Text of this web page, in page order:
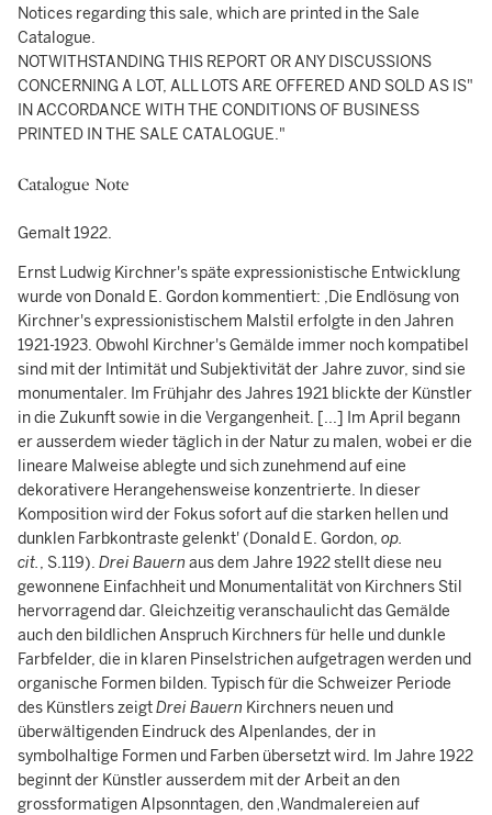
Notices regarding this sale, which are printed in the Sale
Catalogue.
NOTWITHSTANDING THIS REPORT OR ANY DISCUSSIONS
CONCERNING A LOT, ALL LOTS ARE OFFERED AND SOLD AS IS"
IN ACCORDANCE WITH THE CONDITIONS OF BUSINESS
PRINTED IN THE SALE CATALOGUE."
Catalogue Note
Gemalt 1922.
Ernst Ludwig Kirchner's späte expressionistische Entwicklung
wurde von Donald E. Gordon kommentiert: ,Die Endlösung von
Kirchner's expressionistischem Malstil erfolgte in den Jahren
1921-1923. Obwohl Kirchner's Gemälde immer noch kompatibel
sind mit der Intimität und Subjektivität der Jahre zuvor, sind sie
monumentaler. Im Frühjahr des Jahres 1921 blickte der Künstler
in die Zukunft sowie in die Vergangenheit. [...] Im April begann
er ausserdem wieder täglich in der Natur zu malen, wobei er die
lineare Malweise ablegte und sich zunehmend auf eine
dekorativere Herangehensweise konzentrierte. In dieser
Komposition wird der Fokus sofort auf die starken hellen und
dunklen Farbkontraste gelenkt' (Donald E. Gordon, op.
cit., S.119). Drei Bauern aus dem Jahre 1922 stellt diese neu
gewonnene Einfachheit und Monumentalität von Kirchners Stil
hervorragend dar. Gleichzeitig veranschaulicht das Gemälde
auch den bildlichen Anspruch Kirchners für helle und dunkle
Farbfelder, die in klaren Pinselstrichen aufgetragen werden und
organische Formen bilden. Typisch für die Schweizer Periode
des Künstlers zeigtDrei Bauern Kirchners neuen und
überwältigenden Eindruck des Alpenlandes, der in
symbolhaltige Formen und Farben übersetzt wird. Im Jahre 1922
beginnt der Künstler ausserdem mit der Arbeit an den
grossformatigen Alpsonntagen, den ‚Wandmalereien auf